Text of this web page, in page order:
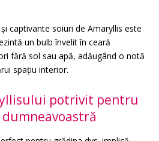
captivante soiuri de Amaryllis este
un bulb învelit în ceară
fără sol sau apă, adăugând o notă
spațiu interior.
potrivit pentru